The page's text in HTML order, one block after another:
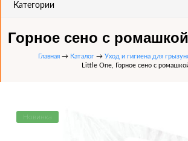
Категории
Горное сено с
Главная → Каталог → Уход и гигиена для
Little One, Горное сено с
Новинка